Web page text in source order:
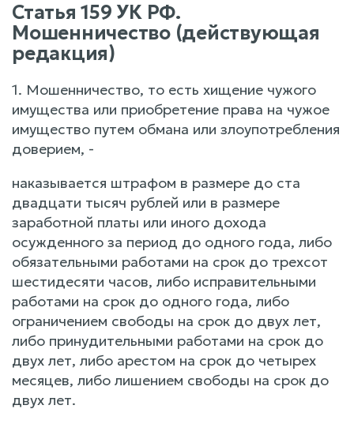
Статья 159 УК РФ.
Мошенничество (действующая
редакция)
1. Мошенничество, то есть хищение чужого
имущества или приобретение права на чужое
имущество путем обмана или злоупотребления
доверием, -
наказывается штрафом в размере до ста
двадцати тысяч рублей или в размере
заработной платы или иного дохода
осужденного за период до одного года, либо
обязательными работами на срок до трехсот
шестидесяти часов, либо исправительными
работами на срок до одного года, либо
ограничением свободы на срок до двух лет,
либо принудительными работами на срок до
двух лет, либо арестом на срок до четырех
месяцев, либо лишением свободы на срок до
двух лет.